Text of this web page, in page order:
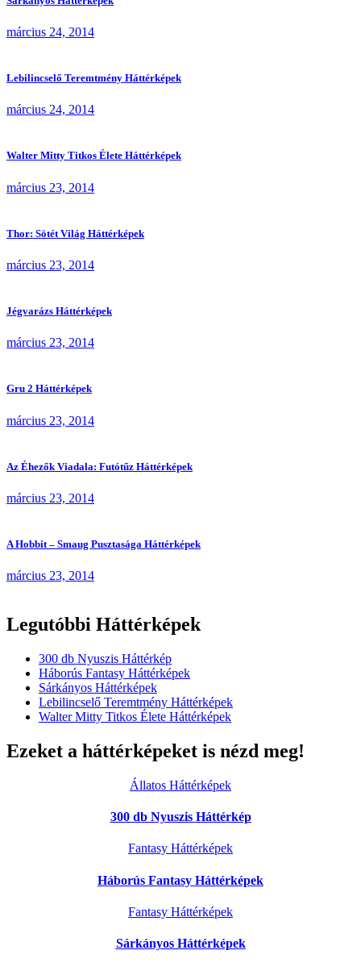
március 24, 2014
Lebilincselő Teremtmény Háttérképek
március 24, 2014
Walter Mitty Titkos Élete Háttérképek
március 23, 2014
Thor: Sötét Világ Háttérképek
március 23, 2014
Jégvarázs Háttérképek
március 23, 2014
Gru 2 Háttérképek
március 23, 2014
Az Éhezők Viadala: Futótűz Háttérképek
március 23, 2014
A Hobbit – Smaug Pusztasága Háttérképek
március 23, 2014
Legutóbbi Háttérképek
300 db Nyuszis Háttérkép
Háborús Fantasy Háttérképek
Sárkányos Háttérképek
Lebilincselő Teremtmény Háttérképek
Walter Mitty Titkos Élete Háttérképek
Ezeket a háttérképeket is nézd meg!
Állatos Háttérképek
300 db Nyuszis Háttérkép
Fantasy Háttérképek
Háborús Fantasy Háttérképek
Fantasy Háttérképek
Sárkányos Háttérképek